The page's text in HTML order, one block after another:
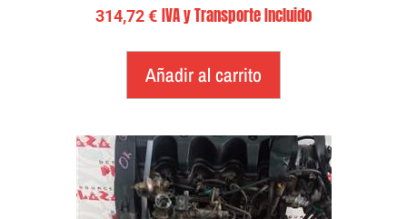
314,72€ IVA y Transporte Incluido
Añadir al carrito